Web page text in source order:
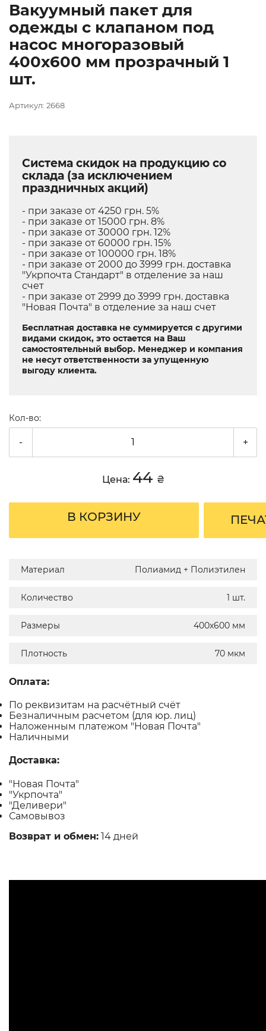
Вакуумный пакет для
одежды с клапаном под
насос многоразовый
400х600 мм прозрачный 1
шт.
Артикул: 2668
Система скидок на продукцию со
склада (за исключением
праздничных акций)
- при заказе от 4250 грн. 5%
- при заказе от 15000 грн. 8%
- при заказе от 30000 грн. 12%
- при заказе от 60000 грн. 15%
- при заказе от 100000 грн. 18%
- при заказе от 2000 до 3999 грн. доставка
"Укрпочта Стандарт" в отделение за наш
счет
- при заказе от 2999 до 3999 грн. доставка
"Новая Почта" в отделение за наш счет
Бесплатная доставка не суммируется с другими
видами скидок, это остается на Ваш
самостоятельный выбор. Менеджер и компания
не несут ответственности за упущенную
выгоду клиента.
Кол-во:
- +
Цена: 44 ₴
В КОРЗИНУ
Материал Полиамид + Полиэтилен
Количество 1 шт.
Размеры 400х600 мм
Плотность 70 мкм
Оплата:
По реквизитам на расчётный счёт
Безналичным расчетом (для юр. лиц)
Наложенным платежом "Новая Почта"
Наличными
Доставка:
"Новая Почта"
"Укрпочта"
"Деливери"
Самовывоз
Возврат и обмен: 14 дней